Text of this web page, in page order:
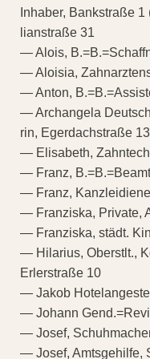
Inhaber, Bankstraße
lianstraße 31
— Alois,
— Aloisia,
— Anton,
— Archangela
rin, Egerdachstraße 13
— Elisabeth,
— Franz,
— Franz,
— Franziska, Private,
— Franziska, städt.
— Hilarius, Oberstlt.,
Erlerstraße 10
— Jakob
— Johann
— Josef,
— Josef, Amtsgehilfe,